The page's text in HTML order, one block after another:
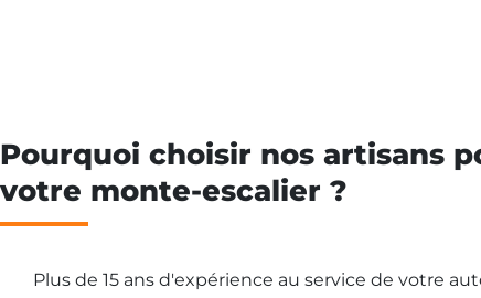
Pourquoi choisir nos artisans
votre monte-escalier ?
Plus de 15 ans d'expérience au service de votre